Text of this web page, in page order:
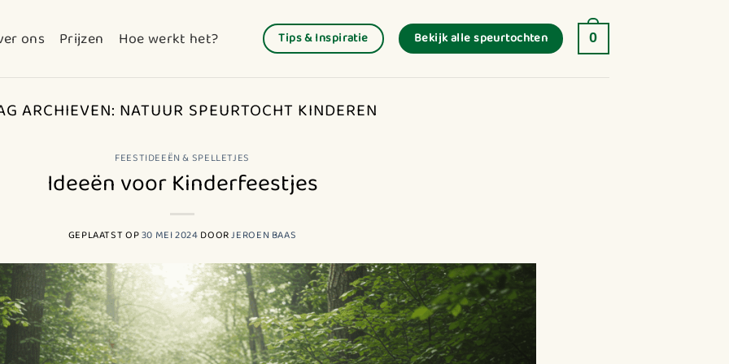
ons Prijzen Hoe werkt het? Tips & Inspiratie Bekijk alle speurtochten 0
ARCHIEVEN: NATUUR SPEURTOCHT KINDEREN
FEESTIDEEËN & SPELLETJES
Ideeën voor Kinderfeestjes
GEPLAATST OP30 MEI 2024 DOORJEROEN BAAS